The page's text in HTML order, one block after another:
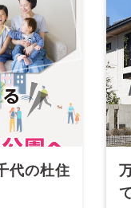
代の杜住